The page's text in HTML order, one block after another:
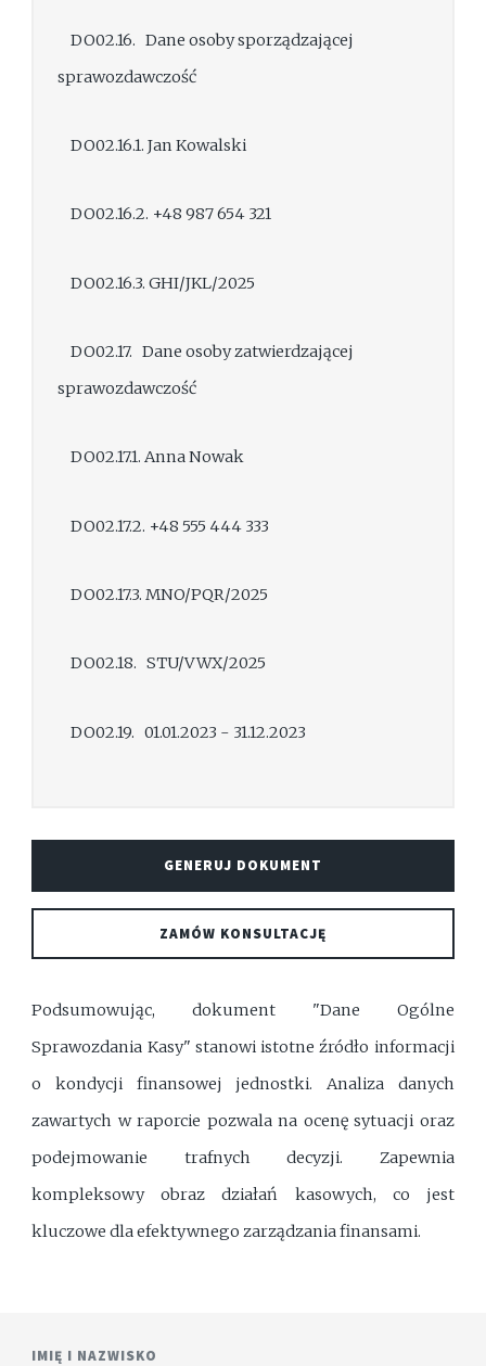
DO02.16. Dane osoby sporządzającej
sprawozdawczość
DO02.16.1. Jan Kowalski
DO02.16.2. +48 987 654 321
DO02.16.3. GHI/JKL/2025
DO02.17. Dane osoby zatwierdzającej
sprawozdawczość
DO02.17.1. Anna Nowak
DO02.17.2. +48 555 444 333
DO02.17.3. MNO/PQR/2025
DO02.18. STU/VWX/2025
DO02.19. 01.01.2023 - 31.12.2023
GENERUJ DOKUMENT
ZAMÓW KONSULTACJĘ
Podsumowując, dokument "Dane Ogólne
Sprawozdania Kasy" stanowi istotne źródło informacji
o kondycji finansowej jednostki. Analiza danych
zawartych w raporcie pozwala na ocenę sytuacji oraz
podejmowanie trafnych decyzji. Zapewnia
kompleksowy obraz działań kasowych, co jest
kluczowe dla efektywnego zarządzania finansami.
IMIĘ I NAZWISKO